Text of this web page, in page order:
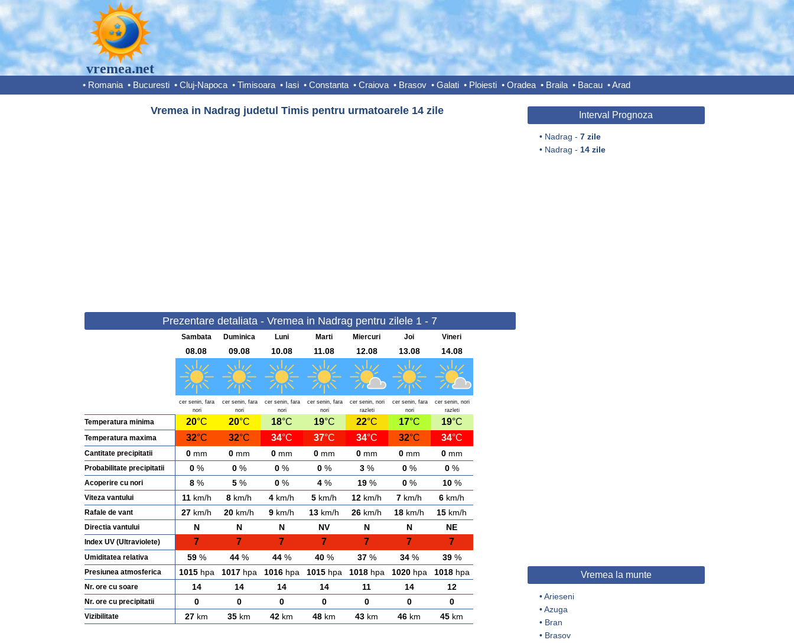
vremea.net
• Romania • Bucuresti • Cluj-Napoca • Timisoara • Iasi • Constanta • Craiova • Brasov • Galati • Ploiesti • Oradea • Braila • Bacau •Arad
Vremea in Nadrag judetul Timis pentru urmatoarele 14 zile
Prezentare detaliata - Vremea in Nadrag pentru zilele 1 - 7
Sambata Duminica Luni Marti Miercuri Joi Vineri
08.08 09.08 10.08 11.08 12.08 13.08 14.08
cer senin, fara
nori
cer senin, fara
nori
cer senin, fara
nori
cer senin, fara
nori
cer senin, nori
razleti
cer senin, fara
nori
cer senin, nori
razleti
Temperatura minima 20°C 20°C 18°C 19°C 22°C 17°C 19°C
Temperatura maxima 32°C 32°C 34°C 37°C 34°C 32°C 34°C
Cantitate precipitatii 0mm 0mm 0mm 0mm 0mm 0mm 0mm
Probabilitate precipitatii 0% 0% 0% 0% 3% 0% 0%
Acoperire cu nori 8% 5% 0% 4% 19% 0% 10%
Viteza vantului 11km/h 8 km/h 4 km/h 5 km/h 12 km/h 7 km/h 6 km/h
Rafale de vant 27 km/h 20 km/h 9 km/h 13 km/h 26 km/h 18 km/h 15 km/h
Directia vantului N N N NV N N NE
Index UV (Ultraviolete) 7 7 7 7 7 7 7
Umiditatea relativa 59% 44% 44% 40% 37% 34% 39%
Presiunea atmosferica 1015hpa 1017hpa 1016hpa 1015hpa 1018hpa 1020hpa 1018hpa
Nr. ore cu soare 14 14 14 14 11 14 12
Nr. ore cu precipitatii 0 0 0 0 0 0 0
Vizibilitate 27 km 35 km 42 km 48 km 43 km 46 km 45 km
Interval Prognoza
• Nadrag - 7 zile
• Nadrag - 14 zile
Vremea la munte
•Arieseni
•Azuga
• Bran
• Brasov